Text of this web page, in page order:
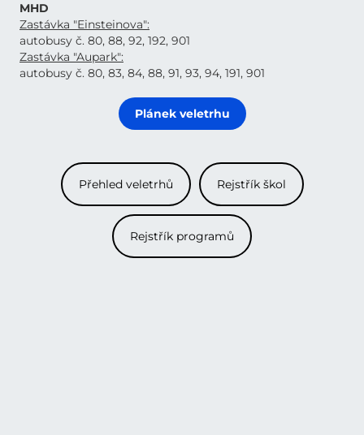
MHD
Zastávka "Einsteinova":
autobusy č. 80, 88, 92, 192, 901
Zastávka "Aupark":
autobusy č. 80, 83, 84, 88, 91, 93, 94, 191, 901
Plánek veletrhu
Přehled veletrhů Rejstřík škol
Rejstřík programů